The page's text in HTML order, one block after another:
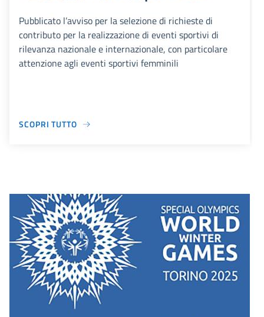
Pubblicato l’avviso per la selezione di richieste di
contributo per la realizzazione di eventi sportivi di
rilevanza nazionale e internazionale, con particolare
attenzione agli eventi sportivi femminili
SCOPRI TUTTO